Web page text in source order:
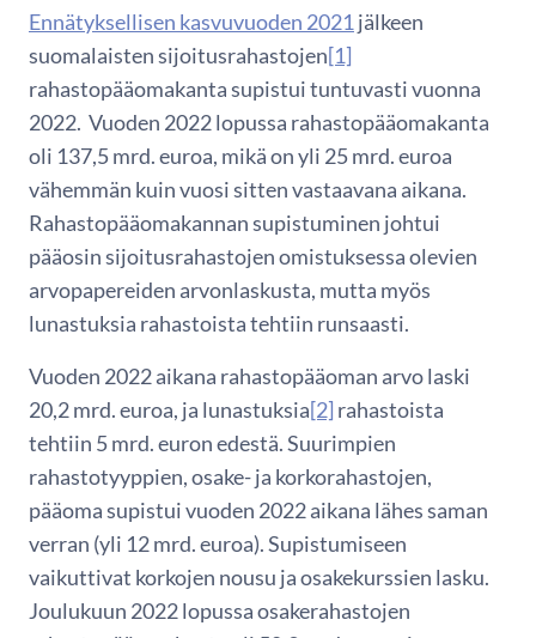
Ennätyksellisen kasvuvuoden 2021 jälkeen
suomalaisten sijoitusrahastojen[1]
rahastopääomakanta supistui tuntuvasti vuonna
2022. Vuoden 2022 lopussa rahastopääomakanta
oli 137,5 mrd. euroa, mikä on yli 25 mrd. euroa
vähemmän kuin vuosi sitten vastaavana aikana.
Rahastopääomakannan supistuminen johtui
pääosin sijoitusrahastojen omistuksessa olevien
arvopapereiden arvonlaskusta, mutta myös
lunastuksia rahastoista tehtiin runsaasti.
Vuoden 2022 aikana rahastopääoman arvo laski
20,2 mrd. euroa, ja lunastuksia[2] rahastoista
tehtiin 5 mrd. euron edestä. Suurimpien
rahastotyyppien, osake- ja korkorahastojen,
pääoma supistui vuoden 2022 aikana lähes saman
verran (yli 12 mrd. euroa). Supistumiseen
vaikuttivat korkojen nousu ja osakekurssien lasku.
Joulukuun 2022 lopussa osakerahastojen